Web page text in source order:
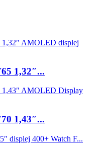
1,32″...
1,43″...